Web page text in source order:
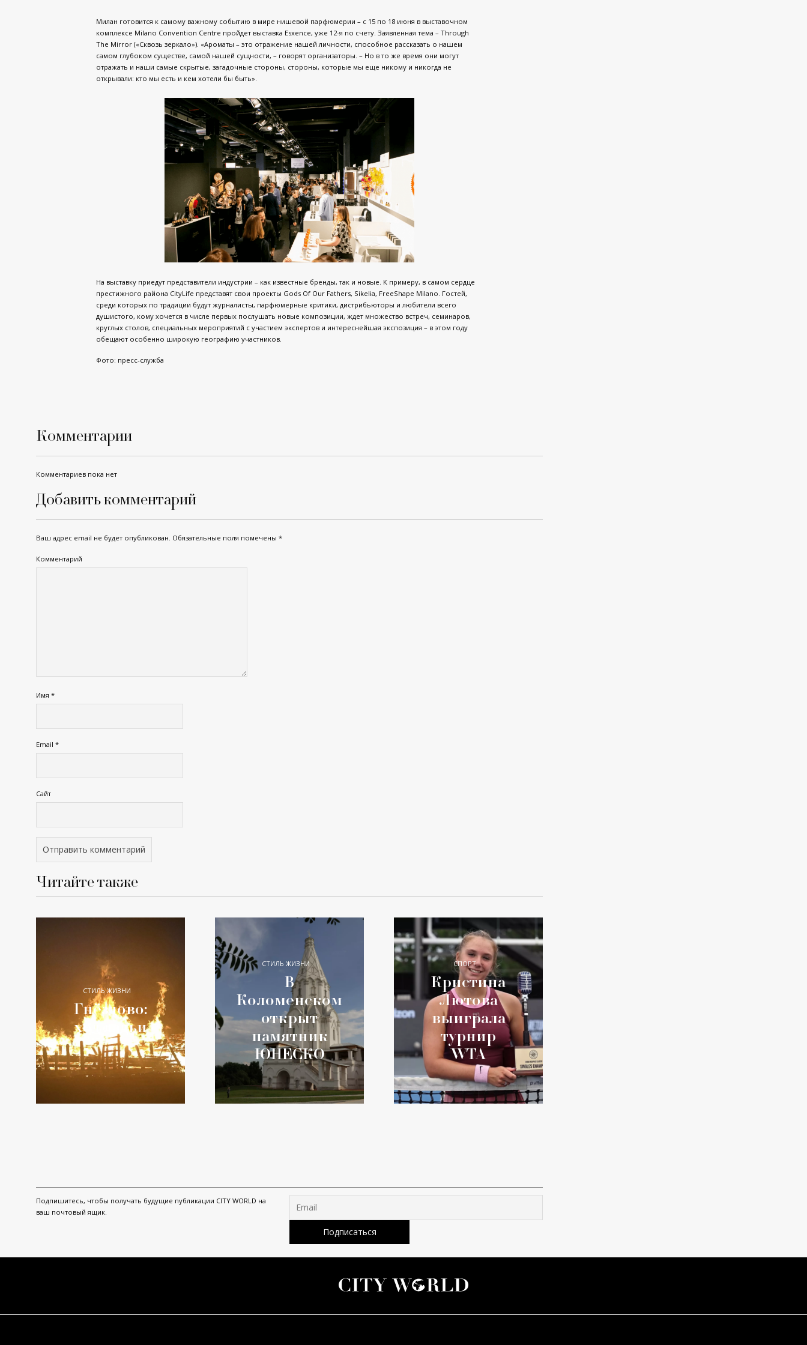
Милан готовится к самому важному событию в мире нишевой парфюмерии – с 15 по 18 июня в выставочном
комплексе Milano Convention Centre пройдет выставка Esxence, уже 12-я по счету. Заявленная тема – Through
The Mirror («Сквозь зеркало»). «Ароматы – это отражение нашей личности, способное рассказать о нашем
самом глубоком существе, самой нашей сущности, – говорят организаторы. – Но в то же время они могут
отражать и наши самые скрытые, загадочные стороны, стороны, которые мы еще никому и никогда не
открывали: кто мы есть и кем хотели бы быть».
На выставку приедут представители индустрии – как известные бренды, так и новые. К примеру, в самом сердце
престижного района CityLife представят свои проекты Gods Of Our Fathers, Sikelia, FreeShape Milano. Гостей,
среди которых по традиции будут журналисты, парфюмерные критики, дистрибьюторы и любители всего
душистого, кому хочется в числе первых послушать новые композиции, ждет множество встреч, семинаров,
круглых столов, специальных мероприятий с участием экспертов и интереснейшая экспозиция – в этом году
обещают особенно широкую географию участников.
Фото: пресс-служба
Комментарии
Комментариев пока нет
Добавить комментарий
Ваш адрес email не будет опубликован. Обязательные поля помечены *
Комментарий
Имя *
Email *
Сайт
Читайте также
СТИЛЬ ЖИЗНИ
Гнёздово:
ход ладьи
СТИЛЬ ЖИЗНИ
В
Коломенском
открыт
памятник
ЮНЕСКО
СПОРТ
Кристина
Лютова
выиграла
турнир
WTA
Подпишитесь, чтобы получать будущие публикации CITY WORLD на
ваш почтовый ящик.